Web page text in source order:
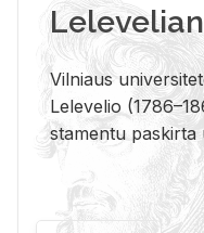
Vil­niaus
Le­le­ve­lio
sta­men­tu pa­skir­ta